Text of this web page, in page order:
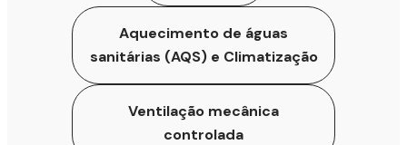
Aquecimento de águas
sanitárias (AQS) e Climatização
Ventilação mecânica
controlada